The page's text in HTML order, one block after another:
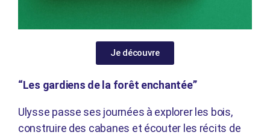
Je découvre
“Les gardiens de la forêt enchantée”
Ulysse passe ses journées à explorer les bois,
construire des cabanes et écouter les récits de